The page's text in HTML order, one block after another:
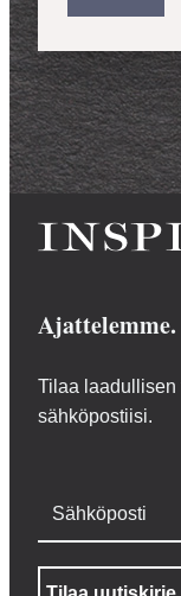
Tilaa laadullisen
sähköpostiisi.